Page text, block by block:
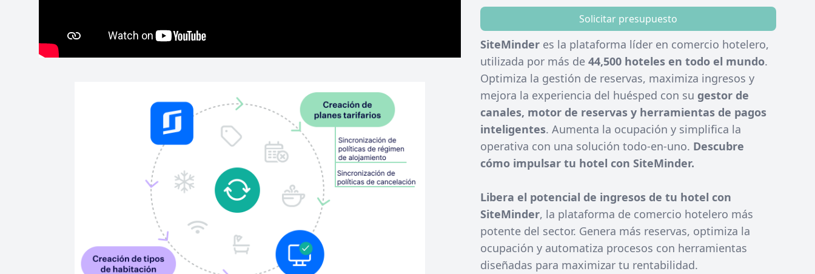
Solicitar presupuesto
SiteMinder es la plataforma líder en comercio hotelero,
utilizada por más de 44,500 hoteles en todo el mundo.
Optimiza la gestión de reservas, maximiza ingresos y
mejora la experiencia del huésped con su gestor de
canales, motor de reservas y herramientas de pagos
inteligentes. Aumenta la ocupación y simplifica la
operativa con una solución todo-en-uno. Descubre
cómo impulsar tu hotel con SiteMinder.
Libera el potencial de ingresos de tu hotel con
SiteMinder, la plataforma de comercio hotelero más
potente del sector. Genera más reservas, optimiza la
ocupación y automatiza procesos con herramientas
diseñadas para maximizar tu rentabilidad.